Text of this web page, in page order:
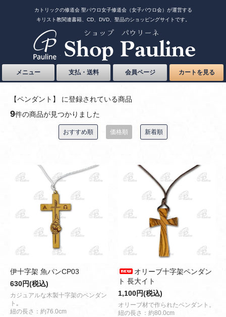
カトリックの修道会 聖パウロ女子修道会（女子パウロ会）が運営する
キリスト教関連書籍、CD、DVD、聖品のショッピングサイトです。
メニュー 支払・送料 会員ページ カートを見る
【ペンダント】 に登録されている商品
9件の商品が見つかりました
おすすめ順 価格順 新着順
伊十字架 魚パンCP03
630円(税込)
カジュアルな木製十字架のペンダン
ト｡
紐の長さ：約76.0cm
オリーブ十字架ペンダン
ト 長大イト
1,100円(税込)
オリーブ材で作られたペンダント。
紐の長さ：約80.0cm